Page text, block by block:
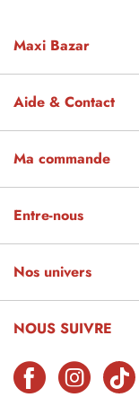
Maxi Bazar
Aide & Contact
Ma commande
Entre-nous
Nos univers
NOUS SUIVRE